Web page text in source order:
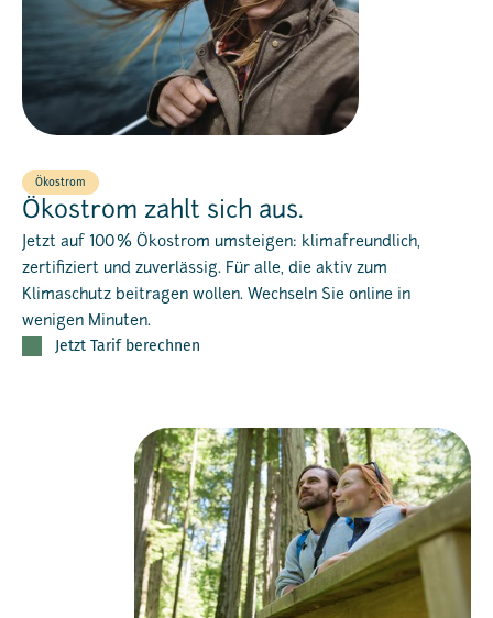
Ökostrom
Ökostrom zahlt sich aus.
Jetzt auf 100 % Ökostrom umsteigen: klimafreundlich,
zertifiziert und zuverlässig. Für alle, die aktiv zum
Klimaschutz beitragen wollen. Wechseln Sie online in
wenigen Minuten.
Jetzt Tarif berechnen